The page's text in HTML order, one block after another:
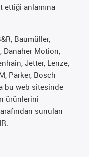
ettiği anlamına
Baumüller,
Danaher Motion,
Jetter, Lenze,
Parker, Bosch
bu web sitesinde
ürünlerini
sunulan